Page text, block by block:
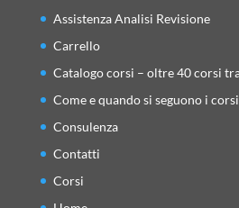
Assistenza Analisi Revisione
Carrello
Catalogo corsi – oltre 40 corsi
Come e quando si seguono i
Consulenza
Contatti
Corsi